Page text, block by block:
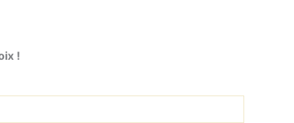
!